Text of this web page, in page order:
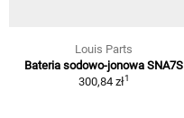
Louis Parts
Bateria sodowo-jonowa SNA7S
300,84 zł1